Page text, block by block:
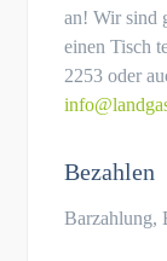
an! Wir sind
einen Tisch
2253 oder
Bezahlen
Barzahlung,